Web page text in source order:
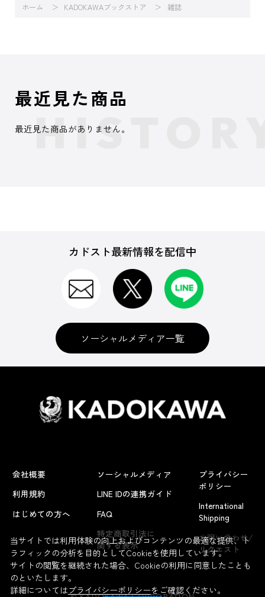
ホーム KADOKAWAブックストア 雑誌
よくあるお問い合わせ
最近見た商品
最近見た商品がありません。
カドスト最新情報を配信中
ソーシャルメディア一覧
会社概要
利用規約
はじめての方へ
ソーシャルメディア
LINE IDの連携ガイド
FAQ
特定商取引法に
関する表示
プライバシー
ポリシー
International
Shipping
お問い合わせ/
リクエスト
当サイトでは利用体験の向上およびコンテンツの最適な提供、ト
ラフィックの分析を目的としてCookieを使用しています。
サイトの閲覧を継続された場合、Cookieの利用に同意したことも
のといたします。
詳細についてはプライバシーポリシーをご確認ください。